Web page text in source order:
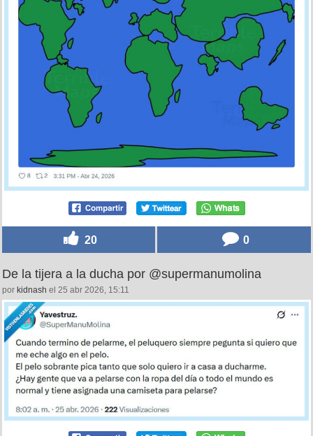
20 0
De la tijera a la ducha por @supermanumolina
por kidnash el 25 abr 2026, 15:11